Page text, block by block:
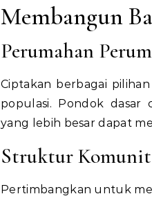
Membangun
Perumahan
Ciptakan berbagai
populasi. Pondok
yang lebih besar dapat
Struktur
Pertimbangkan untuk